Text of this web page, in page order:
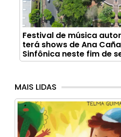
Festival de música
terá shows de Ana
Sinfônica neste fim de
MAIS LIDAS